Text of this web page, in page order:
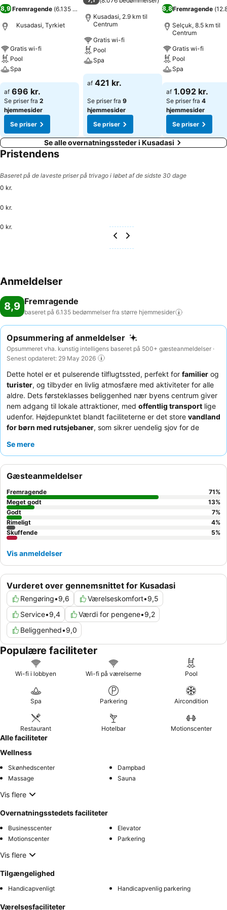
en række middagsoplevelser. De forskellige typer underholdning,
der tilbydes på Ramada Resort Kusadasi & Golf, garanterer for, at
gæsterne vil nyde deres ophold. Alle kan drage fordel af de
konferenceservices og –faciliteter, der tilbydes, til at fejre enhver
begivenhed. Alle der bor på denne ejendom, vil få energi til hele
dagen med dejlige retter, der serveres på Ramada Resort Kusadasi
& Golf. Ramada Resort Kusadasi & Golf tilbyder en række aktiviteter
og underholdningsmuligheder, der er ideelle for dem, der elsker at
dyrke sport eller bare nyde udendørslivet. Der skal muligvis betales
for nogle af disse services på Ramada Resort Kusadasi & Golf.
8,9 Fremragende (6.135 bedømmelser
Kusadasi, Tyrkiet
Gratis wi-fi
Pool
Spa
Se priser
af 696 kr.
Se priser fra 2
hjemmesider
Se priser
Kusadasi, 2.9 km til
Centrum
Gratis wi-fi
Pool
Spa
Se priser
af 421 kr.
Se priser fra 9
hjemmesider
Se priser
8,8Fremragende (
Selçuk, 8.5 km til
Centrum
Gratis wi-fi
Pool
Spa
Se priser
af 1.092 kr.
Se priser fra 4
hjemmesider
Se priser
Se alle overnatningssteder i Kusadasi
Pristendens
Baseret på de laveste priser på trivago i løbet af de sidste 30 dage
0 kr.
0 kr.
0 kr.
Anmeldelser
8,9 Fremragende
baseret på 6.135 bedømmelser fra større hjemmesider
Opsummering af anmeldelser
Opsummeret vha. kunstig intelligens baseret på 500+ gæsteanmeldelser ·
Senest opdateret: 29 May 2026
Dette hotel er et pulserende tilflugtssted, perfekt for familier og
turister, og tilbyder en livlig atmosfære med aktiviteter for alle
aldre. Dets førsteklasses beliggenhed nær byens centrum giver
nem adgang til lokale attraktioner, med offentlig transport lige
udenfor. Højdepunktet blandt faciliteterne er det store vandland
for børn med rutsjebaner, som sikrer uendelig sjov for de
enestående venlighed og opmærksomhed, især
overveje at anmode om et værelse mod haven for at minimere
ekstern støj.
Se mere
Vurderet over gennemsnittet for Kusadasi
Rengøring•9,6 Værelseskomfort•9,5
Service•9,4 Værdi for pengene•9,2
Beliggenhed•9,0
Gæsteanmeldelser
Fremragende 71%
Meget godt
13%
Godt
7%
Rimeligt
4%
Skuffende
5%
Vis anmeldelser
Populære faciliteter
Wi-fi i lobbyen Wi-fi på værelserne Pool
Spa Parkering Aircondition
Restaurant Hotelbar Motionscenter
Alle faciliteter
Wellness
Skønhedscenter
Dampbad
Massage
Sauna
Vis flere
Overnatningsstedets faciliteter
Businesscenter
Elevator
Motionscenter
Parkering
Vis flere
Tilgængelighed
Handicapvenligt Handicapvenlig parkering
Værelsesfaciliteter